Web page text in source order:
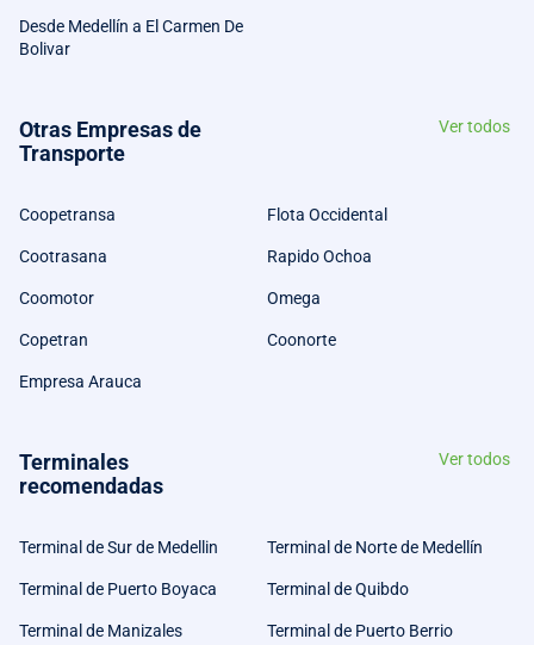
Desde Medellín a El Carmen De
Bolivar
Otras Empresas de
Transporte
Ver todos
Coopetransa Flota Occidental
Cootrasana Rapido Ochoa
Coomotor Omega
Copetran Coonorte
Empresa Arauca
Terminales
recomendadas
Ver todos
Terminal de Sur de Medellin Terminal de Norte de Medellín
Terminal de Puerto Boyaca Terminal de Quibdo
Terminal de Manizales Terminal de Puerto Berrio